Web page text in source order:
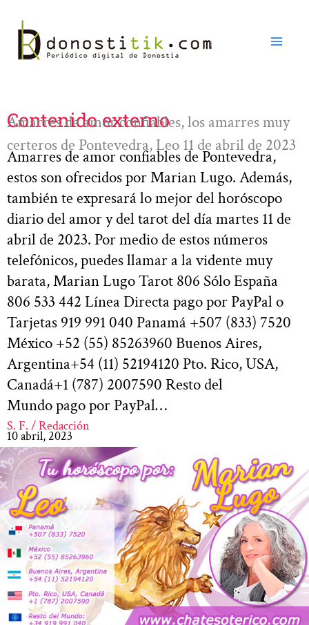
contenido
Contenido externo
Amarres de amor confiables, los amarres muy
certeros de Pontevedra, Leo 11 de abril de 2023
Amarres de amor confiables de Pontevedra,
estos son ofrecidos por Marian Lugo. Además,
también te expresará lo mejor del horóscopo
diario del amor y del tarot del día martes 11 de
abril de 2023. Por medio de estos números
telefónicos, puedes llamar a la vidente muy
barata, Marian Lugo Tarot 806 Sólo España
806 533 442 Línea Directa pago por PayPal o
Tarjetas 919 991 040 Panamá +507 (833) 7520
México +52 (55) 85263960 Buenos Aires,
Argentina+54 (11) 52194120 Pto. Rico, USA,
Canadá+1 (787) 2007590 Resto del
Mundo pago por PayPal…
S. F. / Redacción
10 abril, 2023